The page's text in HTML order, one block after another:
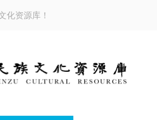
化资源库！